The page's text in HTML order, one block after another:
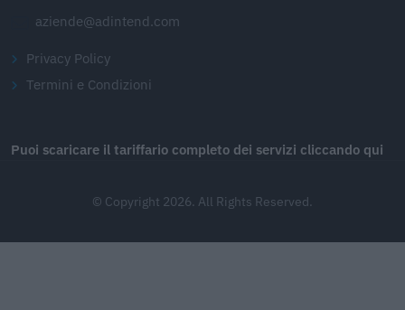
aziende@adintend.com
Privacy Policy
Termini e Condizioni
Puoi scaricare il tariffario completo dei servizi cliccando qui
© Copyright 2026. All Rights Reserved.